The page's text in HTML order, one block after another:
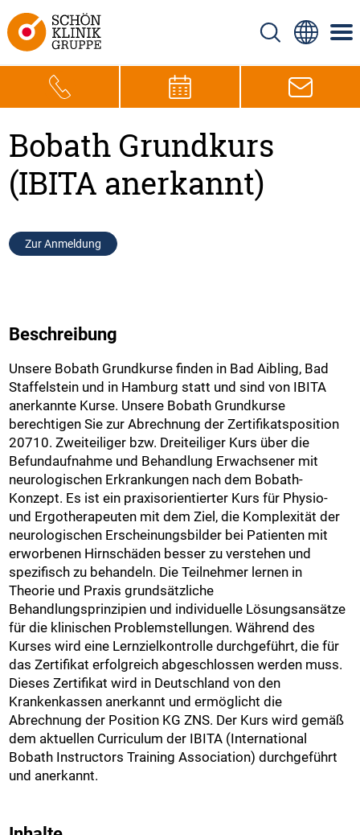
Bobath Grundkurs
(IBITA anerkannt)
Zur Anmeldung
Beschreibung
Unsere Bobath Grundkurse finden in Bad Aibling, Bad
Staffelstein und in Hamburg statt und sind von IBITA
anerkannte Kurse. Unsere Bobath Grundkurse
berechtigen Sie zur Abrechnung der Zertifikatsposition
20710. Zweiteiliger bzw. Dreiteiliger Kurs über die
Befundaufnahme und Behandlung Erwachsener mit
neurologischen Erkrankungen nach dem Bobath-
Konzept. Es ist ein praxisorientierter Kurs für Physio-
und Ergotherapeuten mit dem Ziel, die Komplexität der
neurologischen Erscheinungsbilder bei Patienten mit
erworbenen Hirnschäden besser zu verstehen und
spezifisch zu behandeln. Die Teilnehmer lernen in
Theorie und Praxis grundsätzliche
Behandlungsprinzipien und individuelle Lösungsansätze
für die klinischen Problemstellungen. Während des
Kurses wird eine Lernzielkontrolle durchgeführt, die für
das Zertifikat erfolgreich abgeschlossen werden muss.
Dieses Zertifikat wird in Deutschland von den
Krankenkassen anerkannt und ermöglicht die
Abrechnung der Position KG ZNS. Der Kurs wird gemäß
dem aktuellen Curriculum der IBITA (International
Bobath Instructors Training Association) durchgeführt
und anerkannt.